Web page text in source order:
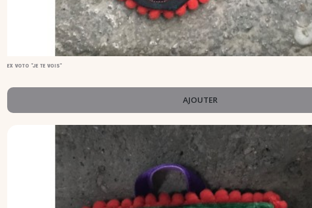
EX VOTO "JE TE VOIS"
AJOUTER